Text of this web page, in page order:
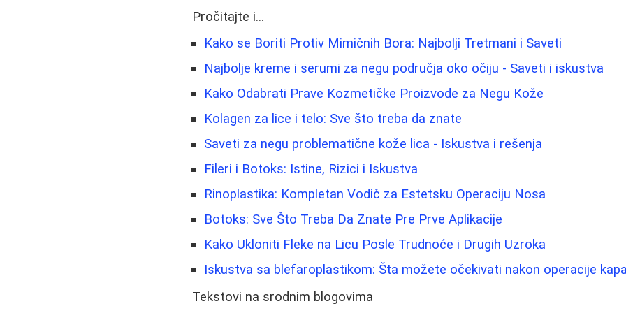
Pročitajte i...
Kako se Boriti Protiv Mimičnih Bora: Najbolji Tretmani i Saveti
Najbolje kreme i serumi za negu područja oko očiju - Saveti i iskustva
Kako Odabrati Prave Kozmetičke Proizvode za Negu Kože
Kolagen za lice i telo: Sve što treba da znate
Saveti za negu problematične kože lica - Iskustva i rešenja
Fileri i Botoks: Istine, Rizici i Iskustva
Rinoplastika: Kompletan Vodič za Estetsku Operaciju Nosa
Botoks: Sve Što Treba Da Znate Pre Prve Aplikacije
Kako Ukloniti Fleke na Licu Posle Trudnoće i Drugih Uzroka
Iskustva sa blefaroplastikom: Šta možete očekivati nakon operacije
Tekstovi na srodnim blogovima